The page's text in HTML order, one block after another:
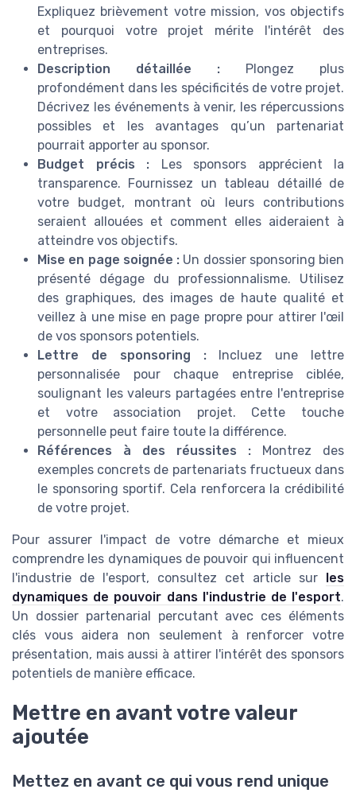
Expliquez brièvement votre mission, vos objectifs
et pourquoi votre projet mérite l'intérêt des
entreprises.
Description détaillée : Plongez plus
profondément dans les spécificités de votre projet.
Décrivez les événements à venir, les répercussions
possibles et les avantages qu’un partenariat
pourrait apporter au sponsor.
Budget précis : Les sponsors apprécient la
transparence. Fournissez un tableau détaillé de
votre budget, montrant où leurs contributions
seraient allouées et comment elles aideraient à
atteindre vos objectifs.
Mise en page soignée : Un dossier sponsoring bien
présenté dégage du professionnalisme. Utilisez
des graphiques, des images de haute qualité et
veillez à une mise en page propre pour attirer l'œil
de vos sponsors potentiels.
Lettre de sponsoring :Incluez une lettre
personnalisée pour chaque entreprise ciblée,
soulignant les valeurs partagées entre l'entreprise
et votre association projet. Cette touche
personnelle peut faire toute la différence.
Références à des réussites : Montrez des
exemples concrets de partenariats fructueux dans
le sponsoring sportif. Cela renforcera la crédibilité
de votre projet.
Pour assurer l'impact de votre démarche et mieux
comprendre les dynamiques de pouvoir qui influencent
l'industrie de l'esport, consultez cet article sur les
dynamiques de pouvoir dans l'industrie de l'esport.
Un dossier partenarial percutant avec ces éléments
clés vous aidera non seulement à renforcer votre
présentation, mais aussi à attirer l'intérêt des sponsors
potentiels de manière efficace.
Mettre en avant votre valeur
ajoutée
Mettez en avant ce qui vous rend unique